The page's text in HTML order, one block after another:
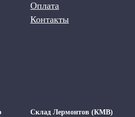
Оплата
Контакты
Склад Лермонтов (КМВ)